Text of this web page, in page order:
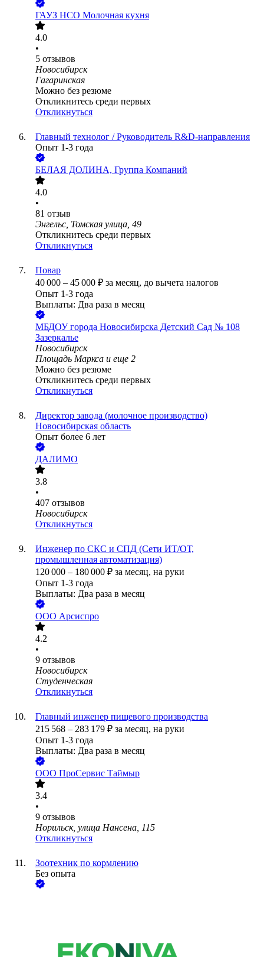
ГАУЗ НСО Молочная кухня
4.0
•
5 отзывов
Новосибирск
Гагаринская
Можно без резюме
Откликнитесь среди первых
Откликнуться
Главный технолог / Руководитель R&D-направления
Опыт 1-3 года
БЕЛАЯ ДОЛИНА, Группа Компаний
4.0
•
81 отзыв
Энгельс, Томская улица, 49
Откликнитесь среди первых
Откликнуться
Повар
40 000 – 45 000 ₽ за месяц, до вычета налогов
Опыт 1-3 года
Выплаты: Два раза в месяц
МБДОУ города Новосибирска Детский Сад № 108
Зазеркалье
Новосибирск
Площадь Маркса и еще 2
Можно без резюме
Откликнитесь среди первых
Откликнуться
Директор завода (молочное производство)
Новосибирская область
Опыт более 6 лет
ДАЛИМО
3.8
•
407 отзывов
Новосибирск
Откликнуться
Инженер по СКС и СПД (Сети ИТ/ОТ,
промышленная автоматизация)
120 000 – 180 000 ₽ за месяц, на руки
Опыт 1-3 года
Выплаты: Два раза в месяц
ООО Арсиспро
4.2
•
9 отзывов
Новосибирск
Студенческая
Откликнуться
Главный инженер пищевого производства
215 568 – 283 179 ₽ за месяц, на руки
Опыт 1-3 года
Выплаты: Два раза в месяц
ООО ПроСервис Таймыр
3.4
•
9 отзывов
Норильск, улица Нансена, 115
Откликнуться
Зоотехник по кормлению
Без опыта